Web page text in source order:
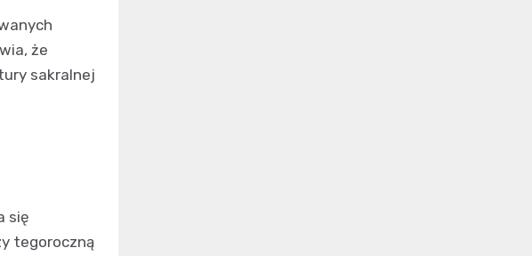
że
sakralnej
się
tegoroczną